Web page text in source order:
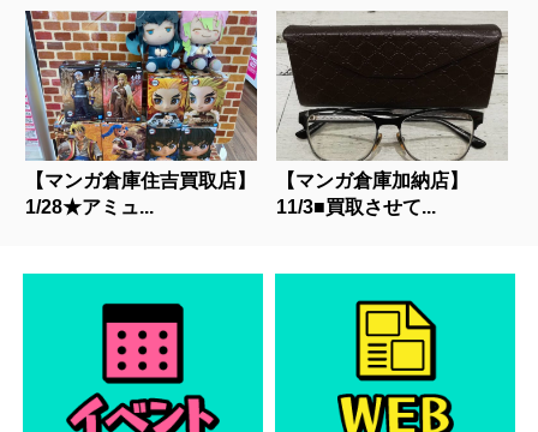
【マンガ倉庫住吉買取店】
1/28★アミュ...
【マンガ倉庫加納店】
11/3■買取させて...